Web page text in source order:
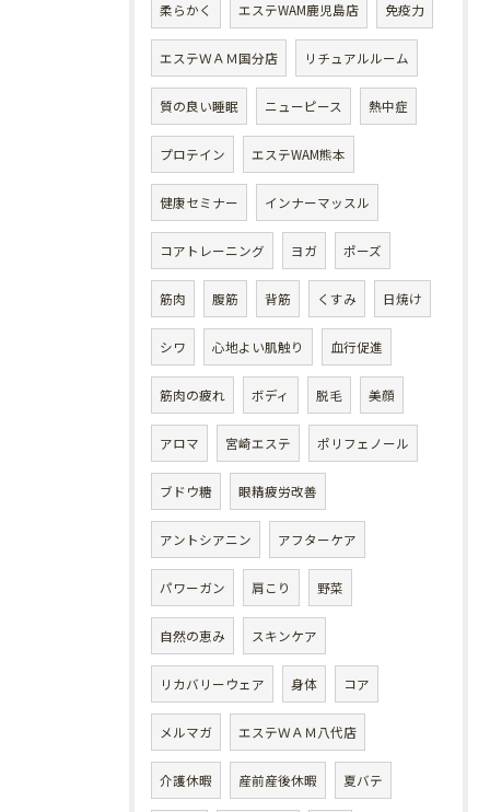
柔らかく エステWAM鹿児島店 免疫力
エステＷＡＭ国分店 リチュアルルーム
質の良い睡眠 ニューピース 熱中症
プロテイン エステWAM熊本
健康セミナー インナーマッスル
コアトレーニング ヨガ ポーズ
筋肉 腹筋 背筋 くすみ 日焼け
シワ 心地よい肌触り 血行促進
筋肉の疲れ ボディ 脱毛 美顔
アロマ 宮崎エステ ポリフェノール
ブドウ糖 眼精疲労改善
アントシアニン アフターケア
パワーガン 肩こり 野菜
自然の恵み スキンケア
リカバリーウェア 身体 コア
メルマガ エステＷＡＭ八代店
介護休暇 産前産後休暇 夏バテ